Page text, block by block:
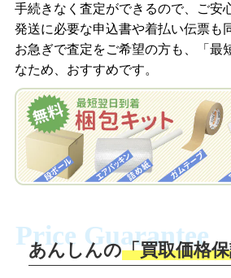
梱包キットをメールで申し込み
査定結果をメー
を申し込みます
でお届けします。
自宅でおもちゃを発送・梱包
梱包キットに同
送。当店へ無料
入金完了
梱包キットをLINEで申し込み
査定結果をLINE
申し込みます。
お届けします。
自宅でおもちゃを発送・梱包
ださい。お電話
送。当店へ無料
手続きなく査定ができるので、ご安
発送に必要な申込書や着払い伝票も
お急ぎで査定をご希望の方も、「最
なため、おすすめです。
Price Guarantee
あんしんの「買取価格